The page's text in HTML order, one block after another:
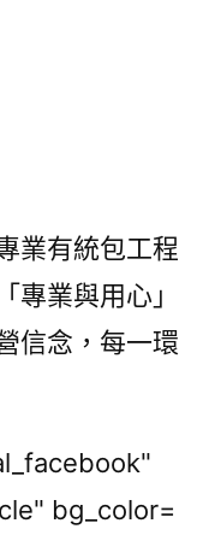
業有統包工程
專業與用心」
信念，每一環
bg_color=